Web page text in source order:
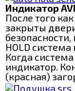
Индикатор
После того
закрыты
HOLD
Когда система
индикатор.
(красная)